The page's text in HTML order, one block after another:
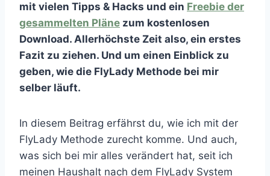
mit vielen Tipps & Hacks und ein Freebie der
gesammelten Pläne zum kostenlosen
Download. Allerhöchste Zeit also, ein erstes
Fazit zu ziehen. Und um einen Einblick zu
geben, wie die FlyLady Methode bei mir
selber läuft.
In diesem Beitrag erfährst du, wie ich mit der
FlyLady Methode zurecht komme. Und auch,
was sich bei mir alles verändert hat, seit ich
meinen Haushalt nach dem FlyLady System